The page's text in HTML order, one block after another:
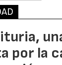
por la